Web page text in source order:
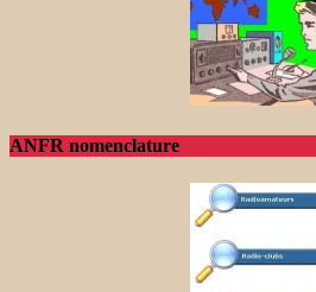
ANFR nomenclature